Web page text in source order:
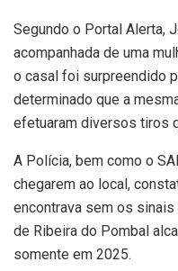
Segundo o Portal Alerta,
acompanhada de uma
o casal foi surpreendido
determinado que a
efetuaram diversos tiros
A Polícia, bem como o
chegarem ao local,
encontrava sem os
de Ribeira do Pombal
somente em 2025.